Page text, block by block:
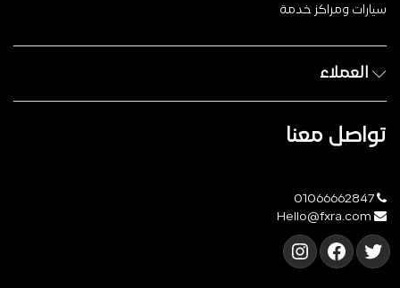
سيارات ومراكز خدمة
العملاء
تواصل معنا
تويترفيسبوكإنستجرام